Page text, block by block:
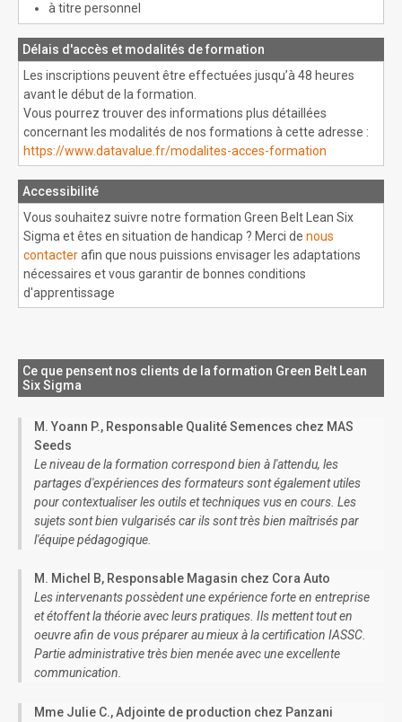
à titre personnel
Délais d'accès et modalités de formation
Les inscriptions peuvent être effectuées jusqu’à 48 heures
avant le début de la formation.
Vous pourrez trouver des informations plus détaillées
concernant les modalités de nos formations à cette adresse :
https://www.datavalue.fr/modalites-acces-formation
Accessibilité
Vous souhaitez suivre notre formation Green Belt Lean Six
Sigma et êtes en situation de handicap ? Merci de nous
contacterafin que nous puissions envisager les adaptations
nécessaires et vous garantir de bonnes conditions
d'apprentissage
Ce que pensent nos clients de la formation Green Belt Lean
Six Sigma
M. Yoann P., Responsable Qualité Semences chez MAS
Seeds
Le niveau de la formation correspond bien à l'attendu, les
partages d'expériences des formateurs sont également utiles
pour contextualiser les outils et techniques vus en cours. Les
sujets sont bien vulgarisés car ils sont très bien maîtrisés par
l'équipe pédagogique.
M. Michel B, Responsable Magasin chez Cora Auto
Les intervenants possèdent une expérience forte en entreprise
et étoffent la théorie avec leurs pratiques. Ils mettent tout en
oeuvre afin de vous préparer au mieux à la certification IASSC.
Partie administrative très bien menée avec une excellente
communication.
Mme Julie C., Adjointe de production chez Panzani